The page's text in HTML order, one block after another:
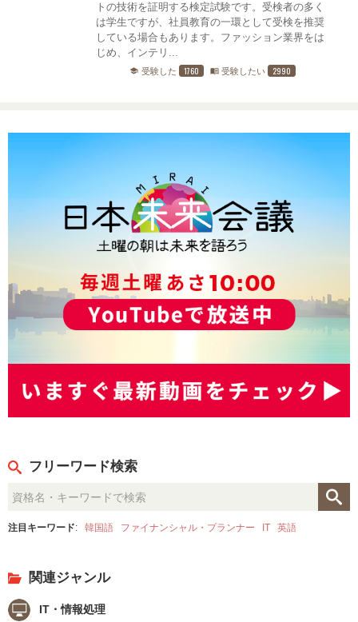
トの技術を証明する検定試験です。受検者の多く
は学生ですが、社員教育の一環として受検を推奨
している場合もあります。ファッション業界をは
じめ、インテリ...
school 受験した 1760 menu_book 受験したい 2990
フリーワード検索
注目キーワード: 韓国語 ファイナンシャル・プランナー IT 英語
関連ジャンル
IT・情報処理